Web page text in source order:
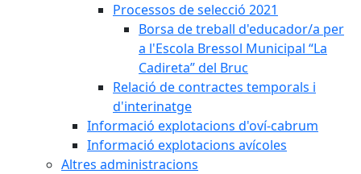
Processos de selecció 2021
Borsa de treball d'educador/a per
a l'Escola Bressol Municipal “La
Cadireta” del Bruc
Relació de contractes temporals i
d'interinatge
Informació explotacions d'oví-cabrum
Informació explotacions avícoles
Altres administracions